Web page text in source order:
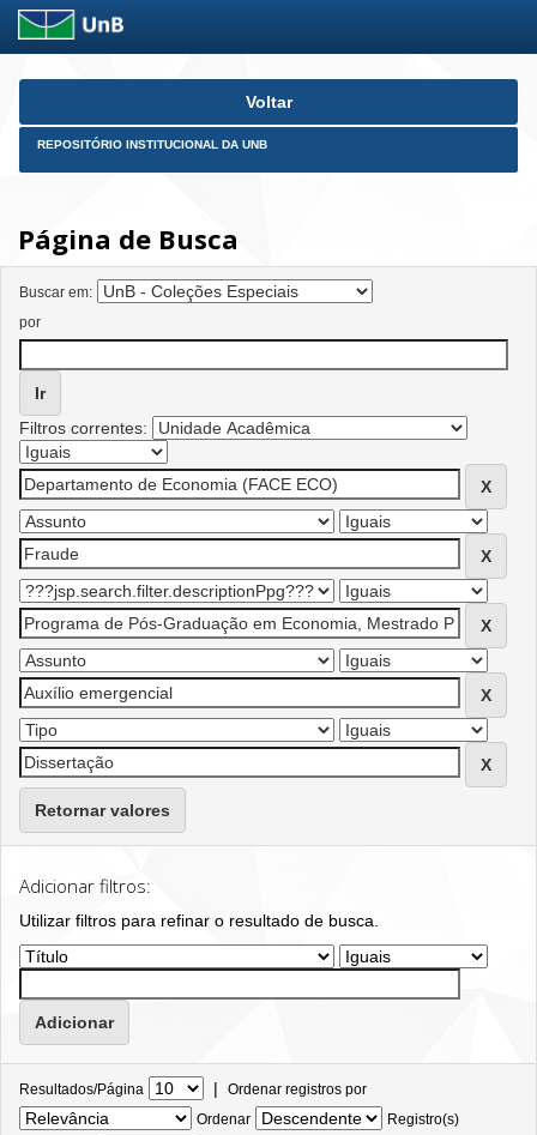
Skip
Voltar
REPOSITÓRIO INSTITUCIONAL DA UNB
Página de Busca
Buscar em:
por
Filtros correntes:
Retornar valores
Adicionar filtros:
Utilizar filtros para refinar o resultado de busca.
Resultados/Página | Ordenar registros por
Ordenar
Registro(s)